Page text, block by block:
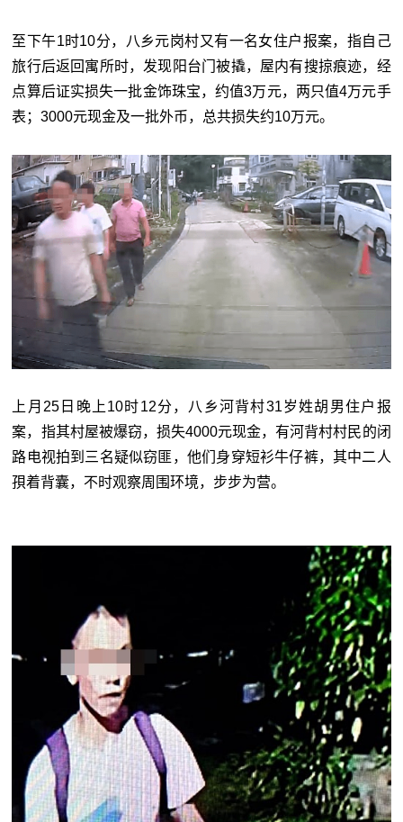
至下午1时10分，八乡元岗村又有一名女住户报案，指自己
旅行后返回寓所时，发现阳台门被撬，屋内有搜掠痕迹，经
点算后证实损失一批金饰珠宝，约值3万元，两只值4万元手
表；3000元现金及一批外币，总共损失约10万元。
上月25日晚上10时12分，八乡河背村31岁姓胡男住户报
案，指其村屋被爆窃，损失4000元现金，有河背村村民的闭
路电视拍到三名疑似窃匪，他们身穿短衫牛仔裤，其中二人
孭着背囊，不时观察周围环境，步步为营。